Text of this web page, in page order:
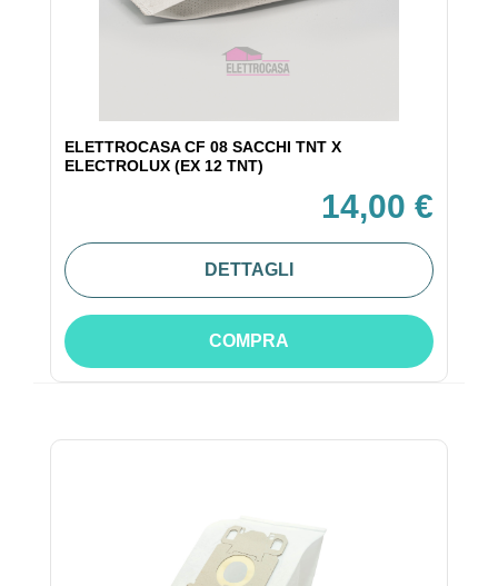
ELETTROCASA CF 08 SACCHI TNT X
ELECTROLUX (EX 12 TNT)
14,00 €
DETTAGLI
COMPRA